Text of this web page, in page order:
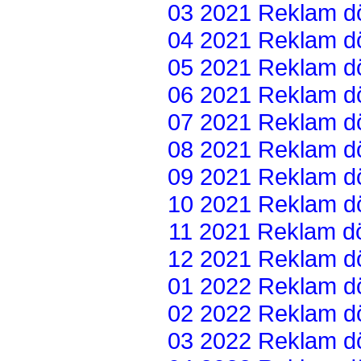
03 2021 Reklam
04 2021 Reklam
05 2021 Reklam
06 2021 Reklam
07 2021 Reklam
08 2021 Reklam
09 2021 Reklam
10 2021 Reklam
11 2021 Reklam
12 2021 Reklam
01 2022 Reklam
02 2022 Reklam
03 2022 Reklam